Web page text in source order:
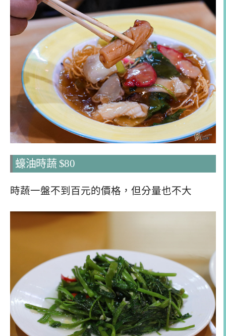
蠔油時蔬 $80
時蔬一盤不到百元的價格，但分量也不大